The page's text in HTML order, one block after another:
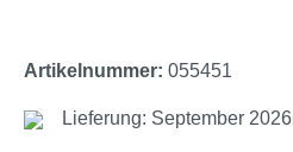
Artikelnummer: 055451
Lieferung: September 2026